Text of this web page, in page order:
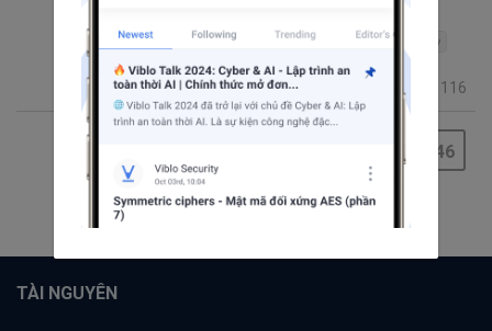
Editors' Choice JavaScript iOS Android PHP
Ruby
Java
C++ jQuery C#
11.1K 86 23 116
46
47 48 49 50 51
TÀI NGUYÊN